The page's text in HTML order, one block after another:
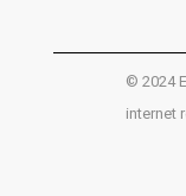
© 2024
internet